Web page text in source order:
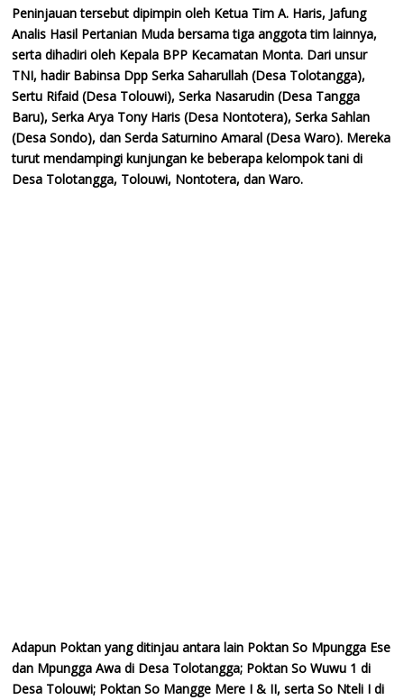
Peninjauan tersebut dipimpin oleh Ketua Tim A. Haris, Jafung
Analis Hasil Pertanian Muda bersama tiga anggota tim lainnya,
serta dihadiri oleh Kepala BPP Kecamatan Monta. Dari unsur
TNI, hadir Babinsa Dpp Serka Saharullah (Desa Tolotangga),
Sertu Rifaid (Desa Tolouwi), Serka Nasarudin (Desa Tangga
Baru), Serka Arya Tony Haris (Desa Nontotera), Serka Sahlan
(Desa Sondo), dan Serda Saturnino Amaral (Desa Waro). Mereka
turut mendampingi kunjungan ke beberapa kelompok tani di
Desa Tolotangga, Tolouwi, Nontotera, dan Waro.
Adapun Poktan yang ditinjau antara lain Poktan So Mpungga Ese
dan Mpungga Awa di Desa Tolotangga; Poktan So Wuwu 1 di
Desa Tolouwi; Poktan So Mangge Mere I & II, serta So Nteli I di